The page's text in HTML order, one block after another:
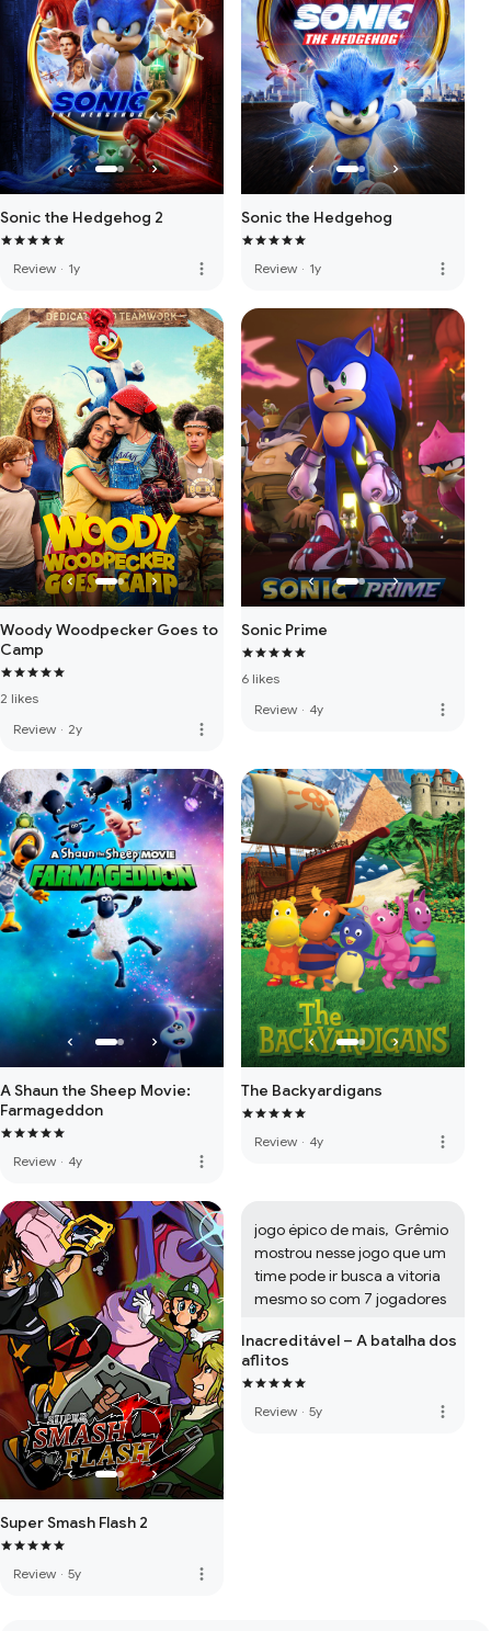
Sonic the Hedgehog 2
Review · 1y more_vert
Sonic the Hedgehog
Review · 1y more_vert
Woody Woodpecker Goes to
Camp
2 likes
Review · 2y more_vert
Sonic Prime
6 likes
Review · 4y more_vert
A Shaun the Sheep Movie:
Farmageddon
Review · 4y more_vert
The Backyardigans
Review · 4y more_vert
Super Smash Flash 2
Review · 5y more_vert
jogo épico de mais,  Grêmio
mostrou nesse jogo que um
time pode ir busca a vitoria
mesmo so com 7 jogadores
Inacreditável – A batalha dos
aflitos
Review · 5y more_vert